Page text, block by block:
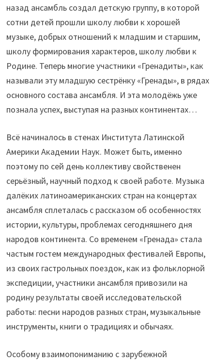
назад ансамбль создал детскую группу, в которой
сотни детей прошли школу любви к хорошей
музыке, добрых отношений к младшим и старшим,
школу формирования характеров, школу любви к
Родине. Теперь многие участники «Гренадиты», как
называли эту младшую сестрёнку «Гренады», в рядах
основного состава ансамбля. И эта молодёжь уже
познала успех, выступая на разных континентах…
Всё начиналось в стенах Института Латинской
Америки Академии Наук. Может быть, именно
поэтому по сей день коллективу свойственен
серьёзный, научный подход к своей работе. Музыка
далёких латиноамериканских стран на концертах
ансамбля сплеталась с рассказом об особенностях
истории, культуры, проблемах сегодняшнего дня
народов континента. Со временем «Гренада» стала
частым гостем международных фестивалей Европы,
из своих гастрольных поездок, как из фольклорной
экспедиции, участники ансамбля привозили на
родину результаты своей исследовательской
работы: песни народов разных стран, музыкальные
инструменты, книги о традициях и обычаях.
Особому взаимопониманию с зарубежной